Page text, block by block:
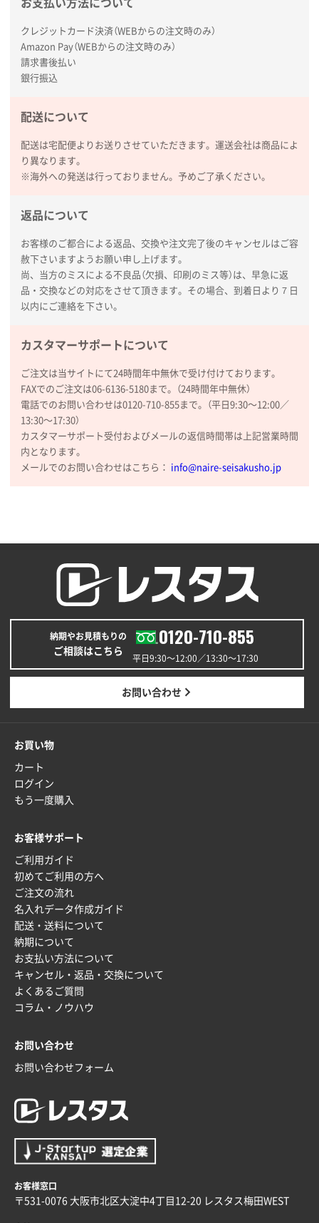
商品情報の正確な記載、スムーズなシステム対応
広島県(社様
タッチペン付3色+1色スリムペン（再生ABS）
足している。
熊本県S社様
ぺんてる ビクーニャフィール1000枚
新潟県R社様
ワンポイントポリ袋 A4サイズ
2026年01月16日 10:53
納期が比較的短く、ロット数が豊富に選べて価格が安
かったため
山口県P社様
③1枚
2026年01月09日 13:48
大阪府のお客様
厚手コットンマチ付トートL ナチュラル(A4対応)
A4バインダー(2ツ折)
300枚
2025年12月24日 14:43
以前の注文も含め価格と品質
青森県K社様
ワンポイントポリ袋 A4サイズ1000枚
2025年12月24日 13:22
ワンポイント箔押し紙袋 M横サイズ(A4対応)
ワンポイント箔押し紙袋 M横サイズ(A4対応)
枚
2025年12月16日 10:39
短納期対応が素晴らしい
富山県O社様
uni ジェットストリーム 07
2025年12月09日 14:04
安い、早い
埼玉県G社様
2025年12月04日 17:34
値段が安かった。
兵庫県のお客様
スタンダードメモ100P
ロゴが入れられること
大阪府E社様
ECOワンポイントポリ袋 A4サイズ（白）1000枚
お支払い方法について
クレジットカード決済（WEBからの注文時のみ）
Amazon Pay（WEBからの注文時のみ）
請求書後払い
銀行振込
配送について
配送は宅配便よりお送りさせていただきます。運送会社は商品によ
り異なります。
※海外への発送は行っておりません。予めご了承ください。
返品について
お客様のご都合による返品、交換や注文完了後のキャンセルはご容
赦下さいますようお願い申し上げます。
尚、当方のミスによる不良品（欠損、印刷のミス等）は、早急に返
品・交換などの対応をさせて頂きます。その場合、到着日より７日
以内にご連絡を下さい。
カスタマーサポートについて
ご注文は当サイトにて24時間年中無休で受け付けております。
FAXでのご注文は06-6136-5180まで。（24時間年中無休）
電話でのお問い合わせは0120-710-855まで。（平日9:30〜12:00／
13:30〜17:30）
カスタマーサポート受付およびメールの返信時間帯は上記営業時間
内となります。
メールでのお問い合わせはこちら： info@naire-seisakusho.jp
納期やお見積もりの
ご相談はこちら
0120-710-855
平日9:30〜12:00／13:30〜17:30
お問い合わせ
お買い物
カート
ログイン
もう一度購入
お客様サポート
ご利用ガイド
初めてご利用の方へ
ご注文の流れ
名入れデータ作成ガイド
配送・送料について
納期について
お支払い方法について
キャンセル・返品・交換について
よくあるご質問
コラム・ノウハウ
お問い合わせ
お問い合わせフォーム
お客様窓口
〒531-0076 大阪市北区大淀中4丁目12-20 レスタス梅田WEST